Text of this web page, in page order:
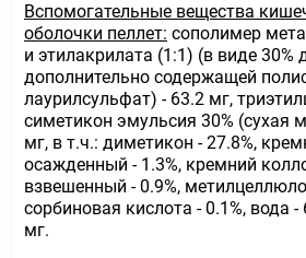
Вспомогательные вещества
оболочки пеллет: сополимер
и этилакрилата (1:1) (в виде 30%
дополнительно содержащей
лаурилсульфат) - 63.2 мг,
симетикон эмульсия 30% (сухая
мг, в т.ч.: диметикон - 27.8%,
осажденный - 1.3%, кремний
взвешенный - 0.9%,
сорбиновая кислота - 0.1%, вода -
мг.